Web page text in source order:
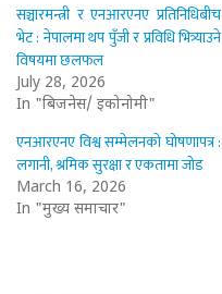
सञ्चारमन्त्री र एनआरएनए प्रतिनिधिबीच
भेट : नेपालमा थप पुँजी र प्रविधि भित्र्याउने
विषयमा छलफल
July 28, 2026
In "बिजनेस/ इकोनोमी"
एनआरएनए विश्व सम्मेलनको घोषणापत्र :
लगानी, श्रमिक सुरक्षा र एकतामा जोड
March 16, 2026
In "मुख्य समाचार"